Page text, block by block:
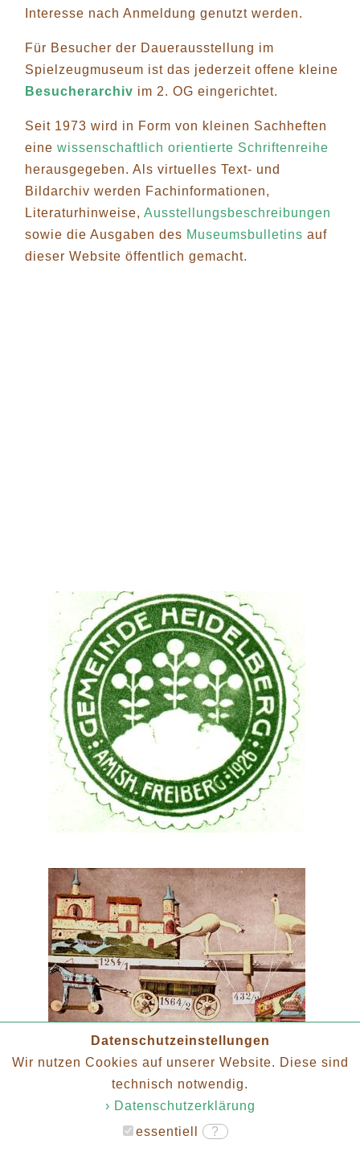
Datenschutzeinstellungen
Wir nutzen Cookies auf unserer Website. Diese sind
technisch notwendig.
› Datenschutzerklärung
essentiell ?
Interesse nach Anmeldung genutzt werden.
Für Besucher der Dauerausstellung im
Spielzeugmuseum ist das jederzeit offene kleine
Besucherarchiv im 2. OG eingerichtet.
Seit 1973 wird in Form von kleinen Sachheften
eine wissenschaftlich orientierte Schriftenreihe
herausgegeben. Als virtuelles Text- und
Bildarchiv werden Fachinformationen,
Literaturhinweise, Ausstellungsbeschreibungen
sowie die Ausgaben des Museumsbulletins auf
dieser Website öffentlich gemacht.